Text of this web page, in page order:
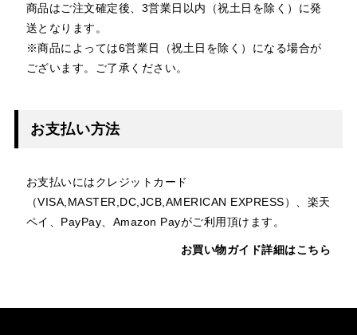
商品はご注文確定後、3営業日以内（祝土日を除く）に発
送となります。
※商品によっては6営業日（祝土日を除く）になる場合が
ございます。ご了承ください。
お支払い方法
お支払いにはクレジットカード
（VISA,MASTER,DC,JCB,AMERICAN EXPRESS）、楽天
ペイ、PayPay、Amazon Payがご利用頂けます。
お買い物ガイド詳細はこちら